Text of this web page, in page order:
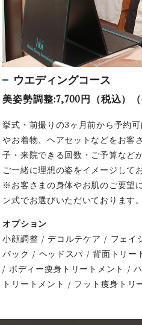
ウエディングコース
美姿勢調整:7,700円（税込）（
挙式・前撮りの3ヶ月前から予約可
やお着物、ヘアセットなどをお客
子・来院できる回数・ご予算など
ご一緒に理想の姿をイメージして
※お客さまの身体やお肌のご要望
ン式でお選びいただいております。
オプション
小顔調整 / デコルテケア / フェイ
パック / ヘッドスパ / 背面トリー
/ ボディー痩身トリートメント /
トリートメント / フット痩身トリ